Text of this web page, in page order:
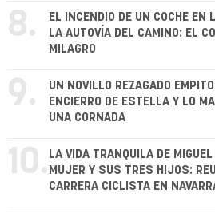
8.
EL INCENDIO DE UN COCHE EN
LA AUTOVÍA DEL CAMINO: EL
MILAGRO
9.
UN NOVILLO REZAGADO
ENCIERRO DE ESTELLA Y LO
UNA CORNADA
10. LA VIDA TRANQUILA DE
MUJER Y SUS TRES HIJOS:
CARRERA CICLISTA EN